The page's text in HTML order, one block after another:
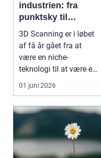
industrien: fra
punktsky til
præcist
projektgrundlag
3D Scanning er i løbet
af få år gået fra at
være en niche-
teknologi til at være et
helt almindeligt ...
01 juni 2026